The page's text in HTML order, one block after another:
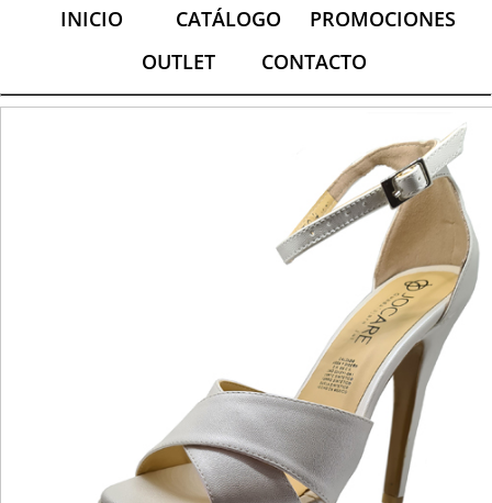
INICIO CATÁLOGO
PROMOCIONES
OUTLET
CONTACTO